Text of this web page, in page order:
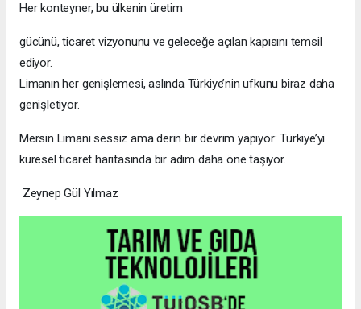
Her konteyner, bu ülkenin üretim
gücünü, ticaret vizyonunu ve geleceğe açılan kapısını temsil
ediyor.
Limanın her genişlemesi, aslında Türkiye’nin ufkunu biraz daha
genişletiyor.
Mersin Limanı sessiz ama derin bir devrim yapıyor: Türkiye’yi
küresel ticaret haritasında bir adım daha öne taşıyor.
Zeynep Gül Yılmaz